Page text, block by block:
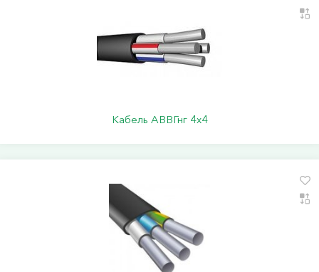
Кабель АВВГнг 4х4